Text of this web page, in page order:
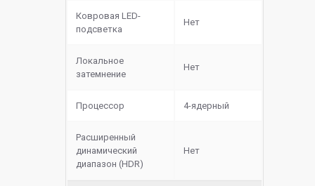
Ковровая LED-
подсветка
Нет
Локальное
затемнение
Нет
Процессор 4-ядерный
Расширенный
динамический
диапазон (HDR)
Нет